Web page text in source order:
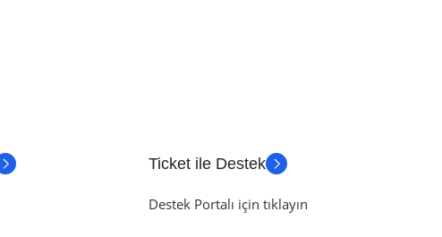
Ticket ile Destek
Destek Portalı için tıklayın